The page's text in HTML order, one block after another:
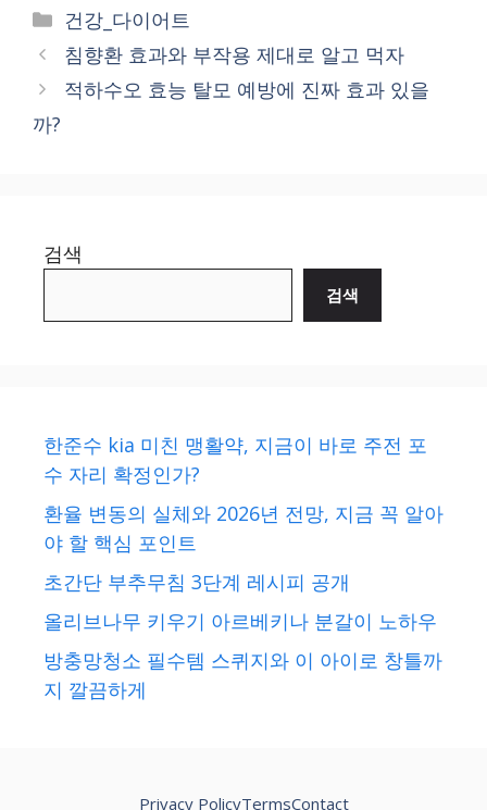
Categories
건강_다이어트
침향환 효과와 부작용 제대로 알고 먹자
적하수오 효능 탈모 예방에 진짜 효과 있을
까?
검색
검색
한준수 kia 미친 맹활약, 지금이 바로 주전 포
수 자리 확정인가?
환율 변동의 실체와 2026년 전망, 지금 꼭 알아
야 할 핵심 포인트
초간단 부추무침 3단계 레시피 공개
올리브나무 키우기 아르베키나 분갈이 노하우
방충망청소 필수템 스퀴지와 이 아이로 창틀까
지 깔끔하게
Privacy PolicyTermsContact